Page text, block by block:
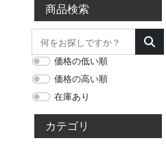
商品検索
価格の低い順
価格の高い順
在庫あり
カテゴリ